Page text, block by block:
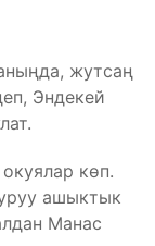
жутсаң
Эндекей
көп.
ашыктык
Манас